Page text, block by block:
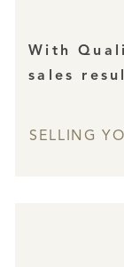
With
sales
SELLING